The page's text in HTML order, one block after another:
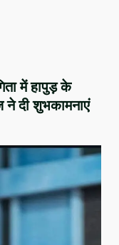
में हापुड़ के
ने दी शुभकामनाएं